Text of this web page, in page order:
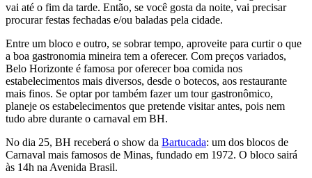
vai até o fim da tarde. Então, se você gosta da noite, vai precisar
procurar festas fechadas e/ou baladas pela cidade.
Entre um bloco e outro, se sobrar tempo, aproveite para curtir o que
a boa gastronomia mineira tem a oferecer. Com preços variados,
Belo Horizonte é famosa por oferecer boa comida nos
estabelecimentos mais diversos, desde o botecos, aos restaurante
mais finos. Se optar por também fazer um tour gastronômico,
planeje os estabelecimentos que pretende visitar antes, pois nem
tudo abre durante o carnaval em BH.
No dia 25, BH receberá o show da Bartucada: um dos blocos de
Carnaval mais famosos de Minas, fundado em 1972. O bloco sairá
às 14h na Avenida Brasil.